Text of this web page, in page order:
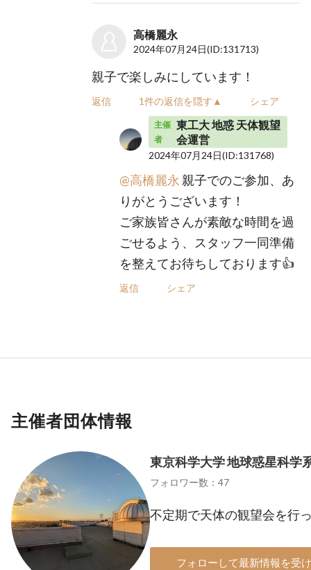
高橋麗永
2024年07月24日(ID:131713)
親子で楽しみにしています！
返信 1件の返信を隠す▲ シェア
主催
者
東工大 地惑 天体観望
会運営
2024年07月24日(ID:131768)
@高橋麗永 親子でのご参加、あ
りがとうございます！
ご家族皆さんが素敵な時間を過
ごせるよう、スタッフ一同準備
を整えてお待ちしております👍️
返信 シェア
主催者団体情報
東京科学大学 地球惑星科学
フォロワー数：47
不定期で天体の観望会を行
フォローして最新情報を受